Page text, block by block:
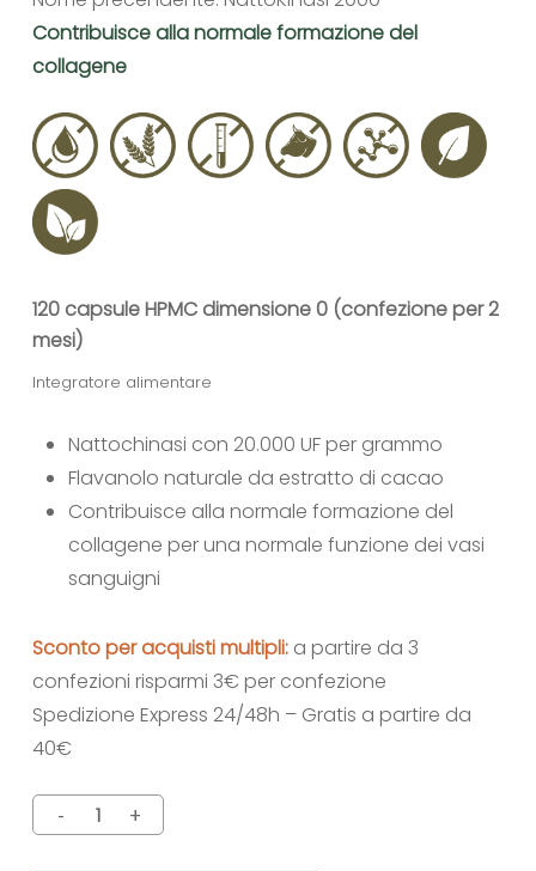
Contribuisce alla normale formazione del
collagene
120 capsule HPMC dimensione 0 (confezione per 2
mesi)
Integratore alimentare
Nattochinasi con 20.000 UF per grammo
Flavanolo naturale da estratto di cacao
Contribuisce alla normale formazione del
collagene per una normale funzione dei vasi
sanguigni
Sconto per acquisti multipli: a partire da 3
confezioni risparmi 3€ per confezione
Spedizione Express 24/48h – Gratis a partire da
40€